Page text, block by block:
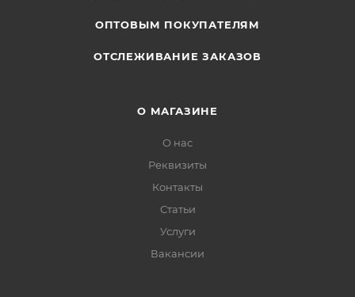
ОПТОВЫМ ПОКУПАТЕЛЯМ
ОТСЛЕЖИВАНИЕ ЗАКАЗОВ
О МАГАЗИНЕ
О нас
Реквизиты
Контакты
Статьи
Услуги
Вакансии